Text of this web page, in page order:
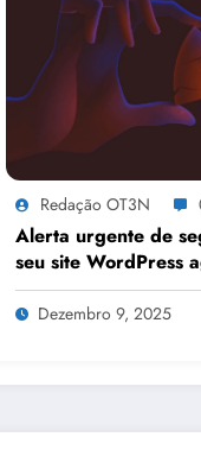
Redação OT3N
Alerta urgente de
seu site WordPress
Dezembro 9, 2025